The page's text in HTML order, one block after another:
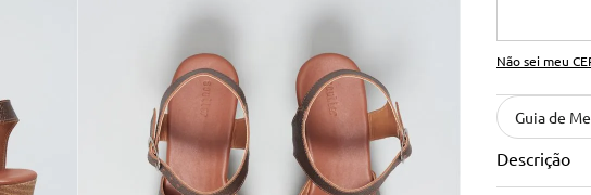
Não sei meu
Guia de
Descrição